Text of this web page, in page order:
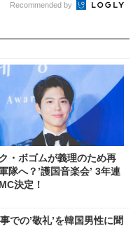
Recommended by
・ボゴムが義理のため再
隊へ？’護国音楽会’ 3年連
決定！
での’敬礼’を韓国男性に聞